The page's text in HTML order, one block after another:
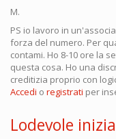
M.
PS io lavoro in
forza del numero. Per
contami. Ho 8-10 ore la
questa cosa. Ho una
creditizia proprio con
Accedi o registrati per
Lodevole